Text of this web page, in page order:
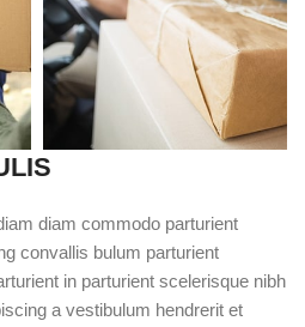
diam commodo parturient
convallis bulum parturient
in parturient scelerisque nibh
a vestibulum hendrerit et